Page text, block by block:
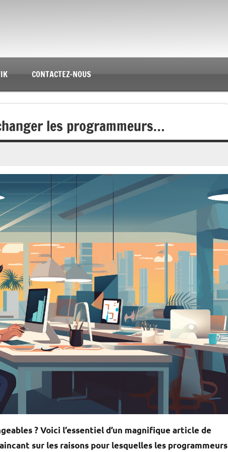
CONTACTEZ-NOUS
les programmeurs…
? Voici l’essentiel d’un magnifique article de
sur les raisons pour lesquelles les programmeurs